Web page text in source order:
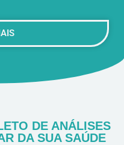
DE ANÁLISES
DA SUA SAÚDE